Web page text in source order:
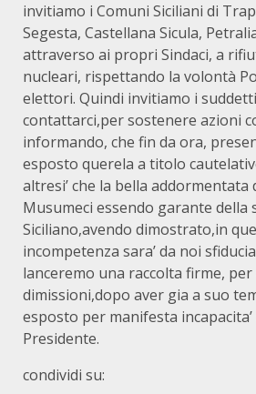
invitiamo i Comuni Siciliani di
Segesta, Castellana Sicula,
attraverso ai propri Sindaci, a
nucleari, rispettando la volontà
elettori. Quindi invitiamo i
contattarci,per sostenere azioni
informando, che fin da ora,
esposto querela a titolo
altresi’ che la bella addormentata
Musumeci essendo garante
Siciliano,avendo dimostrato,in
incompetenza sara’ da noi
lanceremo una raccolta firme,
dimissioni,dopo aver gia a suo
esposto per manifesta
Presidente.
condividi su: